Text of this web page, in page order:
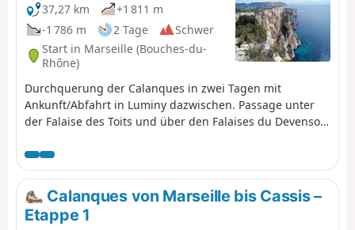
für den besondere Vorschriften gelten . Bei
Nichtbeachtung dieser Vorschriften riskieren Sie eine
Geldstrafe von bis zu 1500 €.
37,27 km
+1 811 m
-1 786 m
2 Tage
Schwer
Start in Marseille (Bouches-du-
Rhône)
Durchquerung der Calanques in zwei Tagen mit
Ankunft/Abfahrt in Luminy dazwischen. Passage unter
der Falaise des Toits und über den Falaises du Devenson
Marseilleveyre, Sormiou, Sugiton, En-Vau und Port-Pin.
Sie befinden sich im Nationalpark Calanques, der
besonderen Vorschriften unterliegt . Bei Nichtbeachtung
dieser Vorschriften droht Ihnen eine Geldstrafe von bis
zu 1500 €.
Calanques von Marseille bis Cassis –
Etappe 1